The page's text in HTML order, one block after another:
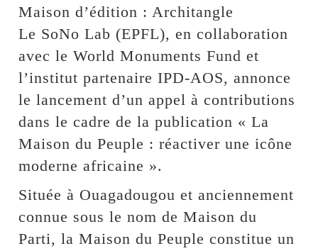
Maison d’édition : Architangle
Le SoNo Lab (EPFL), en collaboration
avec le World Monuments Fund et
l’institut partenaire IPD-AOS, annonce
le lancement d’un appel à contributions
dans le cadre de la publication « La
Maison du Peuple : réactiver une icône
moderne africaine ».
Située à Ouagadougou et anciennement
connue sous le nom de Maison du
Parti, la Maison du Peuple constitue un